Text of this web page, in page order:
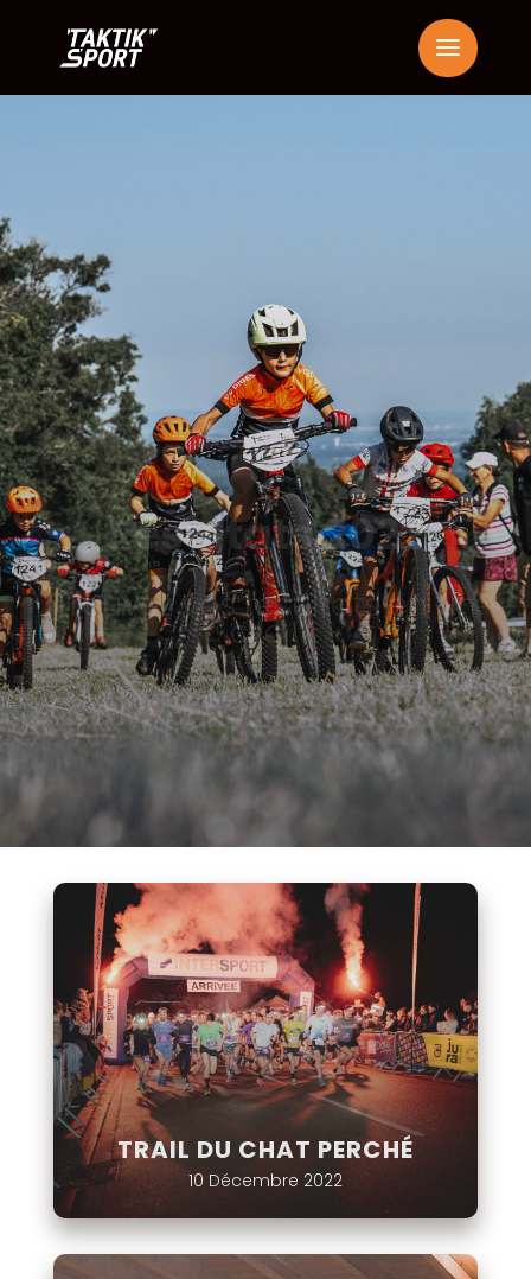
Résultats 2022
Trouvez vos résultats en un
clic !
TRAIL DU CHAT PERCHÉ
10 Décembre 2022